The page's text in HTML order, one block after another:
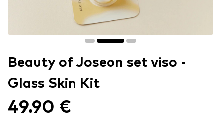
Beauty of Joseon set viso -
Glass Skin Kit
49.90 €